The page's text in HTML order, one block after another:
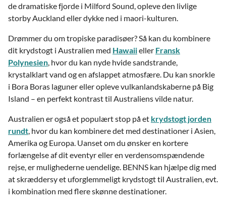
de dramatiske fjorde i Milford Sound, opleve den livlige
storby Auckland eller dykke ned i maori-kulturen.
Drømmer du om tropiske paradisøer? Så kan du kombinere
dit krydstogt i Australien med Hawaiieller Fransk
Polynesien, hvor du kan nyde hvide sandstrande,
krystalklart vand og en afslappet atmosfære. Du kan snorkle
i Bora Boras laguner eller opleve vulkanlandskaberne på Big
Island – en perfekt kontrast til Australiens vilde natur.
Australien er også et populært stop på et krydstogt jorden
rundt, hvor du kan kombinere det med destinationer i Asien,
Amerika og Europa. Uanset om du ønsker en kortere
forlængelse af dit eventyr eller en verdensomspændende
rejse, er mulighederne uendelige. BENNS kan hjælpe dig med
at skræddersy et uforglemmeligt krydstogt til Australien, evt.
i kombination med flere skønne destinationer.